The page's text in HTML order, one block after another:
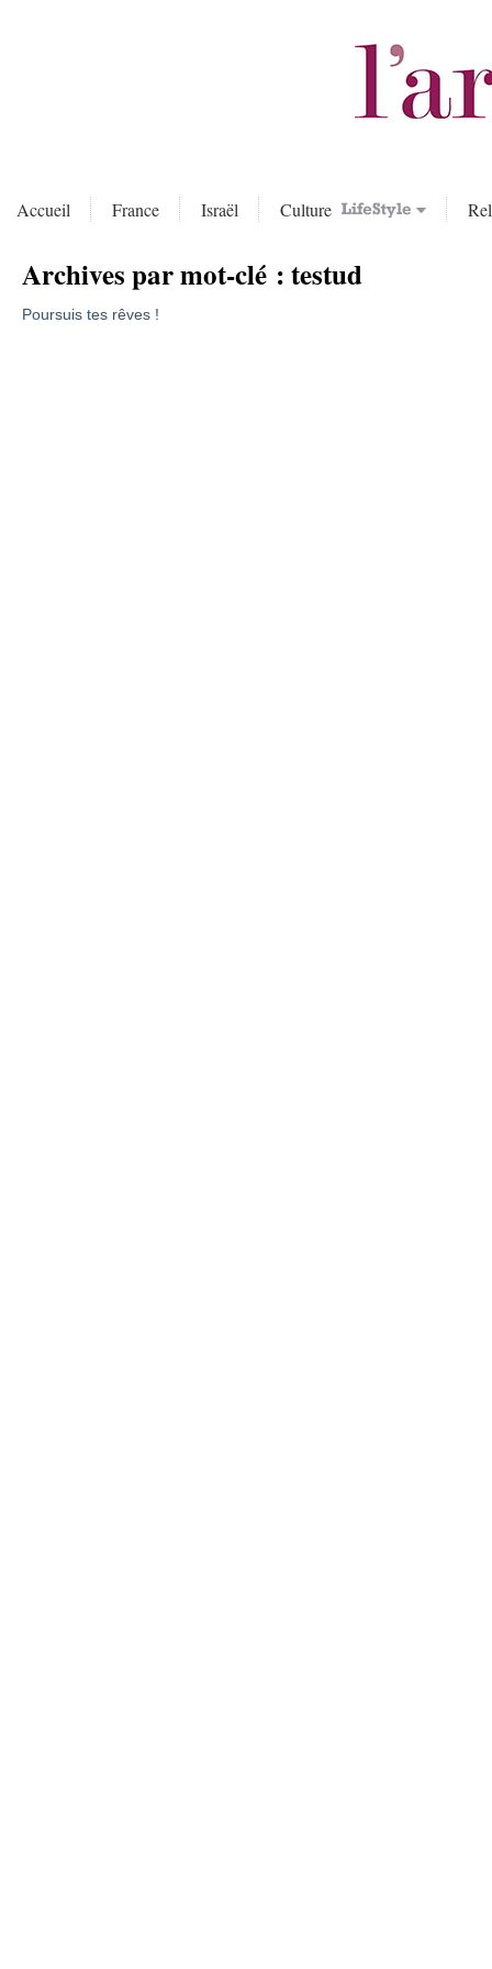
Accueil France Israël Culture
Archives par mot-clé :testud
Poursuis tes rêves !